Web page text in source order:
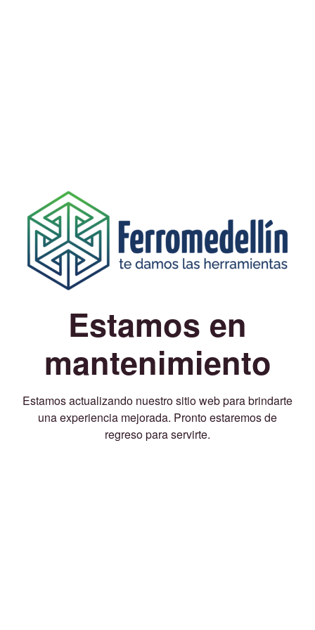
Estamos en
mantenimiento
Estamos actualizando nuestro sitio web para brindarte
una experiencia mejorada. Pronto estaremos de
regreso para servirte.